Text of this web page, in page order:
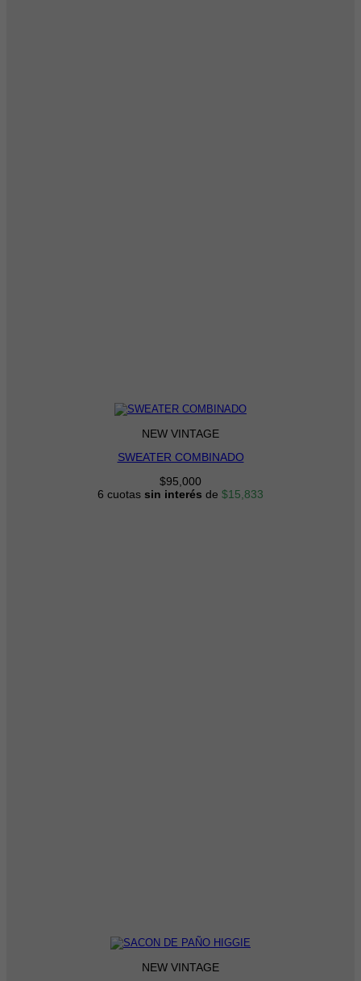
NEW VINTAGE
SWEATER COMBINADO
$95,000
6 cuotas sin interés de $15,833
NEW VINTAGE